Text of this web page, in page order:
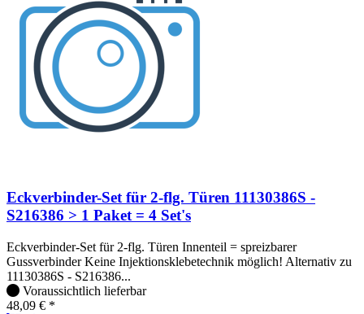
Eckverbinder-Set für 2-flg. Türen 11130386S -
S216386 > 1 Paket = 4 Set's
Eckverbinder-Set für 2-flg. Türen Innenteil = spreizbarer
Gussverbinder Keine Injektionsklebetechnik möglich! Alternativ zu
11130386S - S216386...
Voraussichtlich lieferbar
48,09 € *